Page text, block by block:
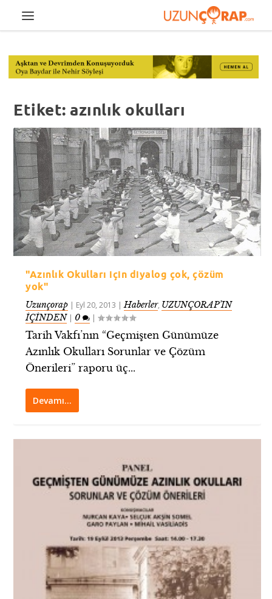
Etiket: azınlık okulları
"Azınlık Okulları için diyalog çok, çözüm
yok"
Uzunçorap | Eyl 20, 2013 |Haberler, UZUNÇORAP’IN
İÇİNDEN| 0 |
Tarih Vakfı’nın “Geçmişten Günümüze
Azınlık Okulları Sorunlar ve Çözüm
Önerileri” raporu üç...
Devamı…